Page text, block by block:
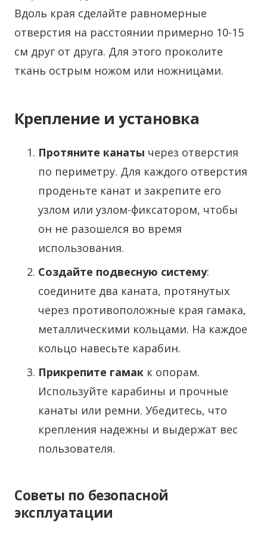
Вдоль края сделайте равномерные
отверстия на расстоянии примерно 10-15
см друг от друга. Для этого проколите
ткань острым ножом или ножницами.
Крепление и установка
Протяните канаты через отверстия
по периметру. Для каждого отверстия
проденьте канат и закрепите его
узлом или узлом-фиксатором, чтобы
он не разошелся во время
использования.
Создайте подвесную систему:
соедините два каната, протянутых
через противоположные края гамака,
металлическими кольцами. На каждое
кольцо навесьте карабин.
Прикрепите гамак к опорам.
Используйте карабины и прочные
канаты или ремни. Убедитесь, что
крепления надежны и выдержат вес
пользователя.
Советы по безопасной
эксплуатации